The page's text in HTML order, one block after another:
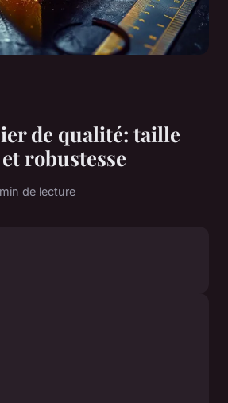
de qualité: taille
robustesse
de lecture